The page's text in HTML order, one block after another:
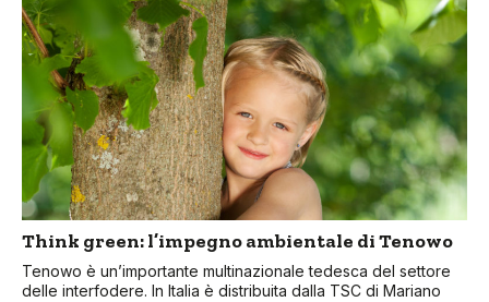
Think green: l’impegno ambientale di Tenowo
Tenowo è un’importante multinazionale tedesca del settore
delle interfodere. In Italia è distribuita dalla TSC di Mariano